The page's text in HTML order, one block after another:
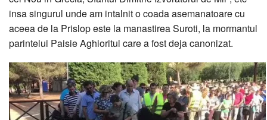
insa singurul unde am intalnit o coada asemanatoare cu
aceea de la Prislop este la manastirea Suroti, la mormantul
parintelui Paisie Aghioritul care a fost deja canonizat.